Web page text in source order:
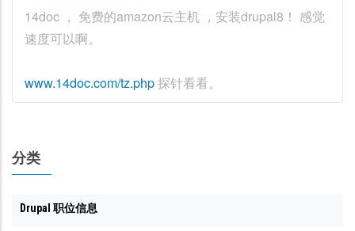
14doc ， 免费的amazon云主机 ，安装drupal8！ 感觉
速度可以啊。
www.14doc.com/tz.php探针看看。
分类
Drupal 职位信息